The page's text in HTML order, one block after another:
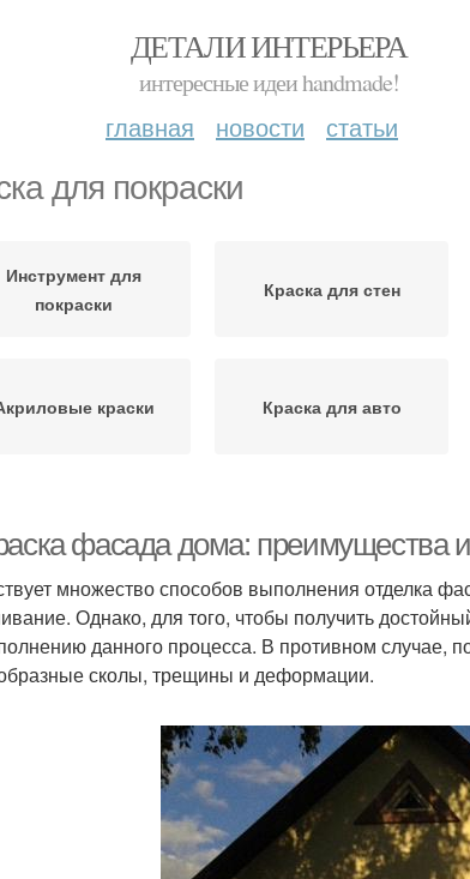
ДЕТАЛИ ИНТЕРЬЕРА
интересные идеи handmade!
главная новости статьи
для покраски
Инструмент для
покраски
Краска для стен
краски Краска для авто
фасада дома: преимущества и
множество способов выполнения отделка
Однако, для того, чтобы получить
данного процесса. В противном случае,
сколы, трещины и деформации.